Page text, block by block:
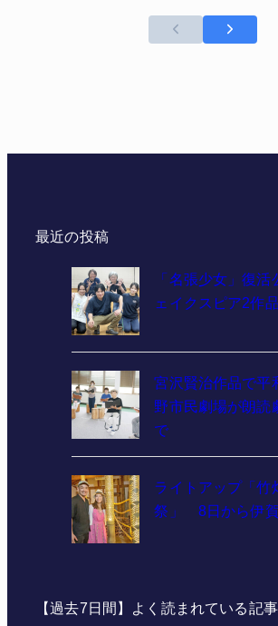
最近の投稿
「名張少女」復
ェイクスピア2作
宮沢賢治作品で
野市民劇場が朗
で
ライトアップ「竹
祭」 8日から伊
【過去7日間】よく読まれている記事